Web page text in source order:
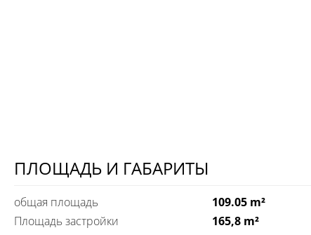
ПЛОЩАДЬ И ГАБАРИТЫ
общая площадь
109.05 m²
Площадь застройки
165,8 m²